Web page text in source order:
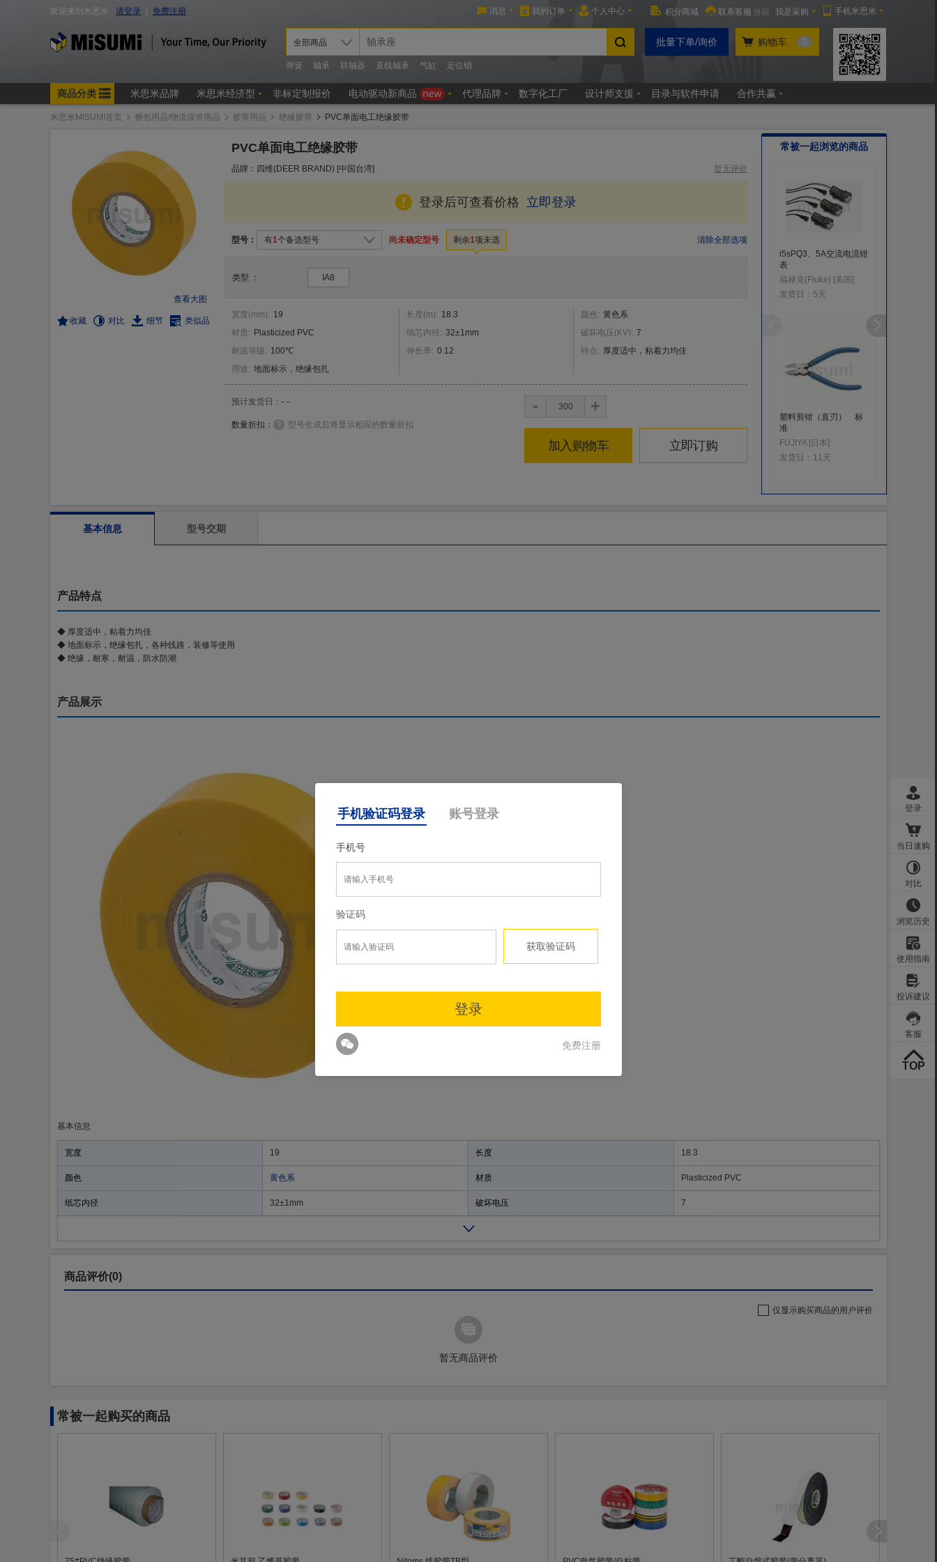
米思米MISUMI首页 捆包用品/物流保管用品 胶带用品 绝缘胶带 PVC单面电工绝缘胶带
查看大图
收藏 对比 细节 类似品
PVC单面电工绝缘胶带
品牌：四维(DEER BRAND) [中国台湾] 暂无评价
登录后可查看价格 立即登录
型号： 有1个备选型号 尚未确定型号 剩余1项未选 清除全部选项
类型 ： IA8
宽度(mm): 19
材质: Plasticized PVC
耐温等级: 100℃
用途: 地面标示，绝缘包扎
长度(m): 18.3
纸芯内径: 32±1mm
伸长率: 0.12
颜色: 黄色系
破坏电压 (KV): 7
特点 : 厚度适中，粘着力均佳
预计发货日： - -
数量折扣： 型号生成后将显示相应的数量折扣
- +
加入购物车 立即订购
常被一起浏览的商品
i5sPQ3、5A交流电流钳
表
福禄克(Fluke) [美国]
发货日： 5天
塑料剪钳（直刃） 标
准
FUJIYA [日本]
发货日： 11天
基本信息 型号交期
产品特点
◆ 厚度适中，粘着力均佳
◆ 地面标示，绝缘包扎，各种线路，装修等使用
◆ 绝缘，耐寒，耐温，防水防潮
产品展示
基本信息
宽度 19 长度 18.3
颜色 黄色系 材质 Plasticized PVC
纸芯内径 32±1mm 破坏电压 7
商品评价(0)
仅显示购买商品的用户评价
暂无商品评价
常被一起购买的商品